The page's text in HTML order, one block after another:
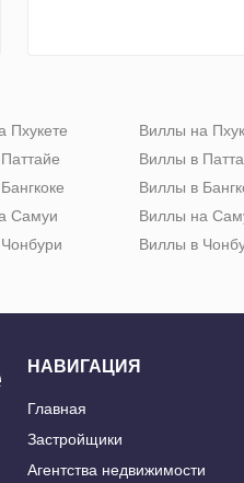
Пхукете
Самуи
Виллы на
Виллы в
Виллы в
Виллы на
Виллы в
НАВИГАЦИЯ
Главная
Застройщики
Агентства недвижимости